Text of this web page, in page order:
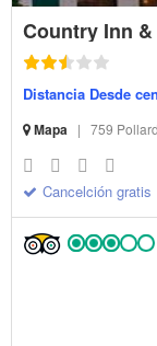
Distancia Desde
Mapa | 759
Cancelción gratis